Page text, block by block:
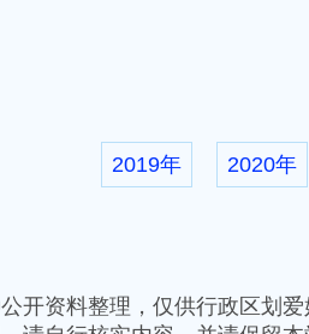
2019年 2020年
开资料整理，仅供行政区划